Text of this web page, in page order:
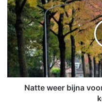
a
t
t
e
w
e
e
r
Natte weer bijna